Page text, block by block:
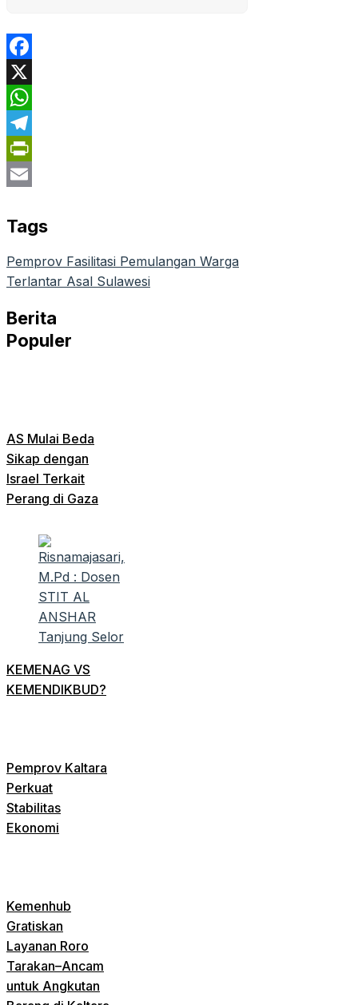
Facebook
X
WhatsApp
Telegram
PrintFriendly
Tags
Pemprov Fasilitasi Pemulangan Warga
Terlantar Asal Sulawesi
Berita
Populer
AS Mulai Beda
Sikap dengan
Israel Terkait
Perang di Gaza
KEMENAG VS
KEMENDIKBUD?
Pemprov Kaltara
Perkuat
Stabilitas
Ekonomi
Kemenhub
Gratiskan
Layanan Roro
Tarakan–Ancam
untuk Angkutan